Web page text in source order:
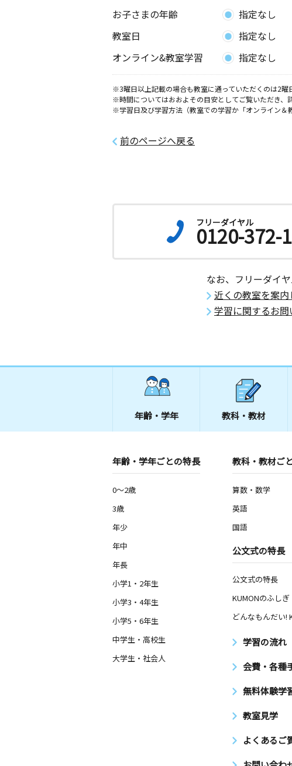
お子さまの年齢 指定なし
教室日
指定なし
オンライン&教室学習
指定なし
※3曜日以上記載の場合も教室に通っていただくのは2曜
※時間についてはおおよその目安としてご覧いただき、
※学習日及び学習方法（教室での学習か「オンライン＆
前のページへ戻る
フリーダイヤル
0120-372-
なお、フリーダイ
近くの教室を案
学習に関するお問
年齢・学年 教科・教材
年齢・学年ごとの特長
0～2歳
3歳
年少
年中
年長
小学1・2年生
小学3・4年生
小学5・6年生
中学生・高校生
大学生・社会人
教科・教材ご
算数・数学
英語
国語
公文式の特長
公文式の特長
KUMONのふしぎ
どんなもんだい!
学習の流れ
会費・各種
無料体験学
教室見学
よくあるご